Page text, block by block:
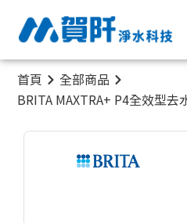
首頁
全部商品
BRITA MAXTRA+ P4全效型